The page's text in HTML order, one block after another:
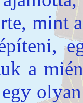
mint
a